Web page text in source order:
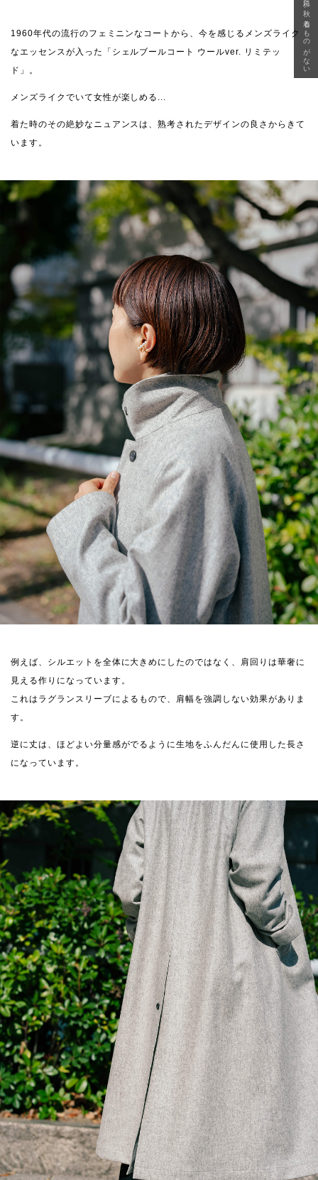
1960年代の流行のフェミニンなコートから、今を感じるメンズライク
なエッセンスが入った「シェルブールコート ウールver. リミテッ
ド」。
メンズライクでいて女性が楽しめる...
着た時のその絶妙なニュアンスは、熟考されたデザインの良さからきて
います。
例えば、シルエットを全体に大きめにしたのではなく、肩回りは華奢に
見える作りになっています。
これはラグランスリーブによるもので、肩幅を強調しない効果がありま
す。
逆に丈は、ほどよい分量感がでるように生地をふんだんに使用した長さ
になっています。
急に秋、着るものがない